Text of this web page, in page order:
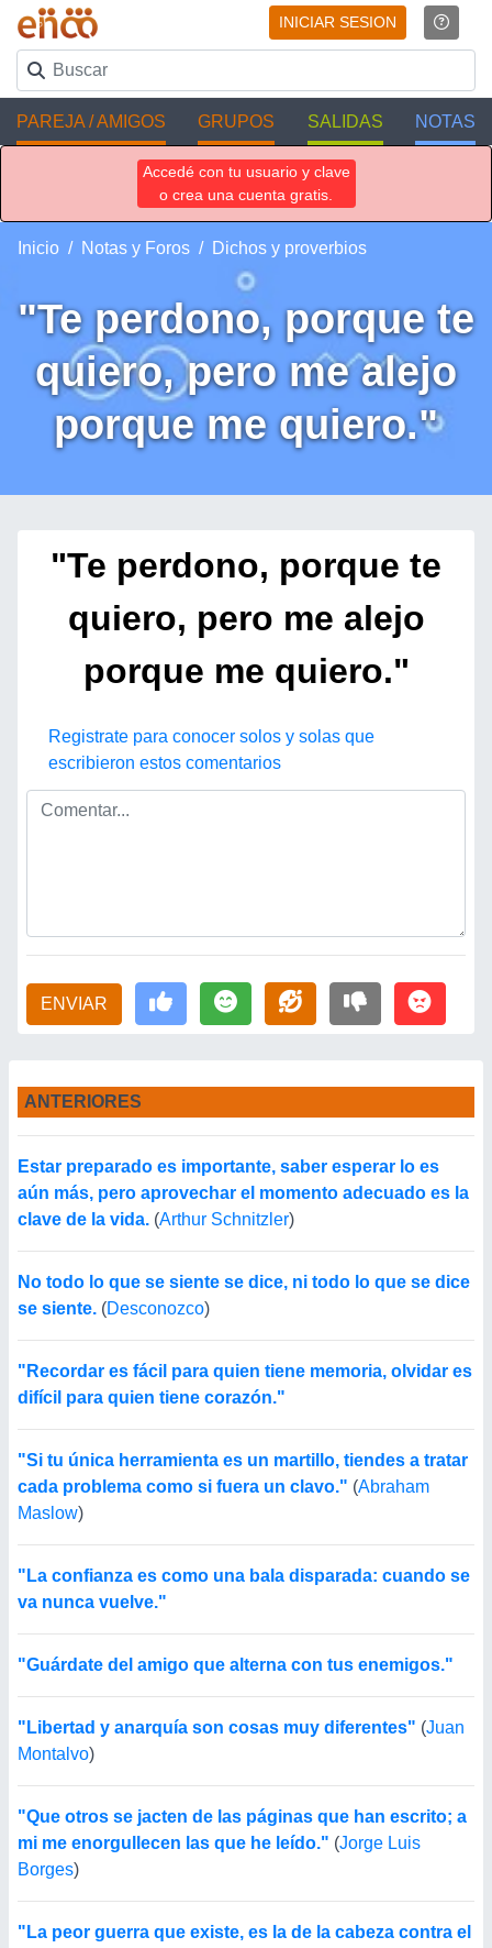
INICIAR SESION
PAREJA / AMIGOS GRUPOS SALIDAS NOTAS
Accedé con tu usuario y clave
o crea una cuenta gratis.
Inicio Notas y Foros Dichos y proverbios
"Te perdono, porque te
quiero, pero me alejo
porque me quiero."
"Te perdono, porque te
quiero, pero me alejo
porque me quiero."
Registrate para conocer solos y solas que
escribieron estos comentarios
ENVIAR
ANTERIORES
Estar preparado es importante, saber esperar lo es
aún más, pero aprovechar el momento adecuado es la
clave de la vida. (Arthur Schnitzler)
No todo lo que se siente se dice, ni todo lo que se dice
se siente. (Desconozco)
"Recordar es fácil para quien tiene memoria, olvidar es
difícil para quien tiene corazón."
"Si tu única herramienta es un martillo, tiendes a tratar
cada problema como si fuera un clavo." (Abraham
Maslow)
"La confianza es como una bala disparada: cuando se
va nunca vuelve."
"Guárdate del amigo que alterna con tus enemigos."
"Libertad y anarquía son cosas muy diferentes" (Juan
Montalvo)
"Que otros se jacten de las páginas que han escrito; a
mi me enorgullecen las que he leído." (Jorge Luis
Borges)
"La peor guerra que existe, es la de la cabeza contra el